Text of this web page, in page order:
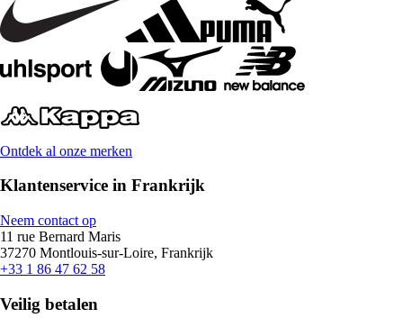
Ontdek al onze merken
Klantenservice in Frankrijk
Neem contact op
11 rue Bernard Maris
37270 Montlouis-sur-Loire, Frankrijk
+33 1 86 47 62 58
Veilig betalen